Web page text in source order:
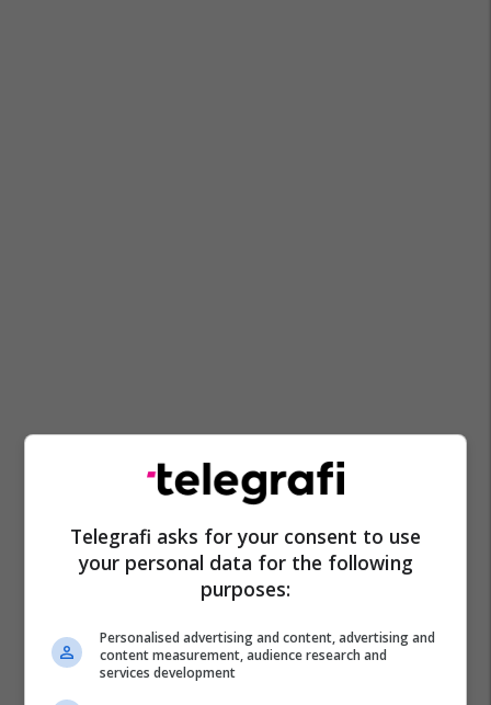
Edin Terzic La Liga
Telegrafi asks for your consent to use
your personal data for the following
purposes:
Personalised advertising and content, advertising and
content measurement, audience research and
services development